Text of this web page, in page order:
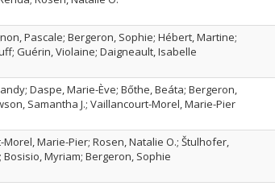
Pascale; Bergeron, Sophie; Hébert, Martine;
Guérin, Violaine; Daigneault, Isabelle
Daspe, Marie-Ève; Bőthe, Beáta; Bergeron,
Samantha J.; Vaillancourt-Morel, Marie-Pier
Marie-Pier; Rosen, Natalie O.; Štulhofer,
Myriam; Bergeron, Sophie